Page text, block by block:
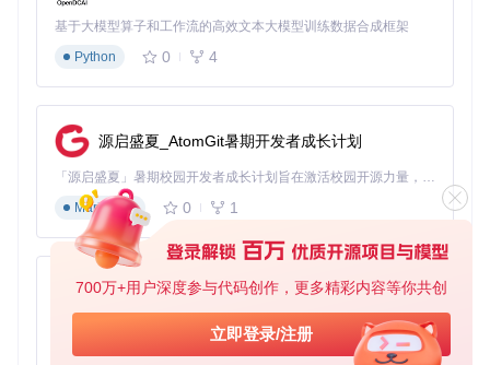
700万+用户深度参与代码创作，更多精彩内容等你共创
立即登录/注册
通过以上介绍，希望你对PiCO这一前沿的深度学习框架有了
者去探索和利用。让我们一起迈向更加精准且高效的数据利用
基于大模型算子和工作流的高效文本大模型训练数据合成框架
Python
0 4
源启盛夏_AtomGit暑期开发者成长计划
「源启盛夏」暑期校园开发者成长计划旨在激活校园开源力量，通过积分激励、认证扶持、资源倾斜等形式，引导高校组织和开发者完成「入驻 — 建项目 — 做贡献 — 获认证 — 得资源」的完整闭环。无论你是想带领社团入驻平台的组织者，还是希望用代码贡献证明自己的开发者，都能在这里找到属于你的成长路径。
Markdown
0 1
py-xiaozhi
基于Python的Xiaozhi AI，适用于想要完整Xiaozhi体验而无需拥有专用硬件的用户。
Python
0 1